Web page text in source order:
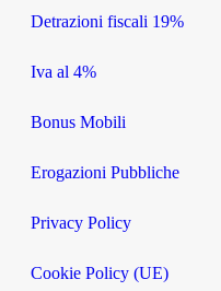
Detrazioni fiscali 19%
Iva al 4%
Bonus Mobili
Erogazioni Pubbliche
Privacy Policy
Cookie Policy (UE)